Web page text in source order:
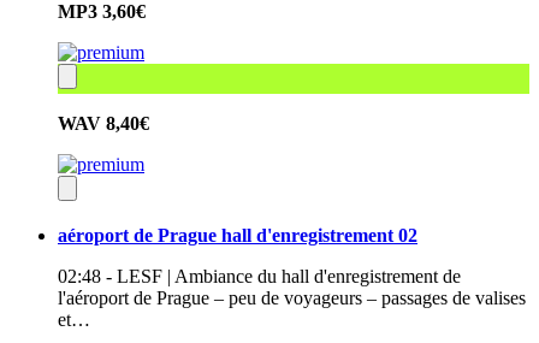
MP3 3,60€
WAV 8,40€
aéroport de Prague hall d'enregistrement 02
02:48 - LESF | Ambiance du hall d'enregistrement de
l'aéroport de Prague – peu de voyageurs – passages de valises
et…